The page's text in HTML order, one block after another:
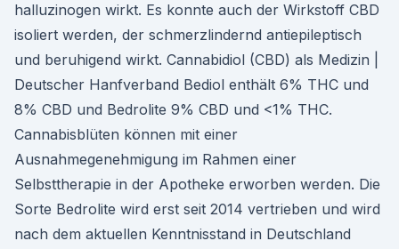
halluzinogen wirkt. Es konnte auch der Wirkstoff CBD
isoliert werden, der schmerzlindernd antiepileptisch
und beruhigend wirkt. Cannabidiol (CBD) als Medizin |
Deutscher Hanfverband Bediol enthält 6% THC und
8% CBD und Bedrolite 9% CBD und <1% THC.
Cannabisblüten können mit einer
Ausnahmegenehmigung im Rahmen einer
Selbsttherapie in der Apotheke erworben werden. Die
Sorte Bedrolite wird erst seit 2014 vertrieben und wird
nach dem aktuellen Kenntnisstand in Deutschland